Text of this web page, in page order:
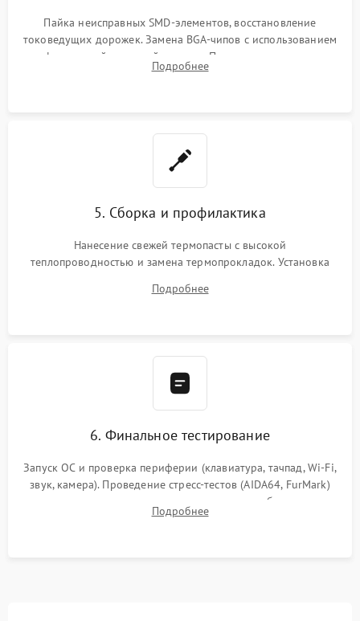
Пайка неисправных SMD-элементов, восстановление
токоведущих дорожек. Замена BGA-чипов с использованием
инфракрасной паяльной станции. Прошивка микросхемы
BIOS или замена поврежденных портов USB
Подробнее
5. Сборка и профилактика
Нанесение свежей термопасты с высокой
теплопроводностью и замена термопрокладок. Установка
шлейфов, модулей памяти и накопителей. Предварительная
Подробнее
6. Финальное тестирование
Запуск ОС и проверка периферии (клавиатура, тачпад, Wi-Fi,
звук, камера). Проведение стресс-тестов (AIDA64, FurMark)
для контроля температурного режима и стабильности
системы под пиковой нагрузкой.
Подробнее